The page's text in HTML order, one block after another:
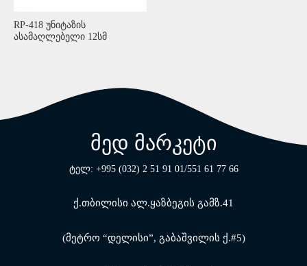
RP-418 უნიტაზის
ასამაღლებელი 12სმ
მედ მარკეტი
ტელ: +995 (032) 2 51 91 01/551 61 77 66
ქ.თბილისი ალ.ყაზბეგის გამზ.41
(მეტრო “დელისი”, გაბაშვილის ქ.#5)